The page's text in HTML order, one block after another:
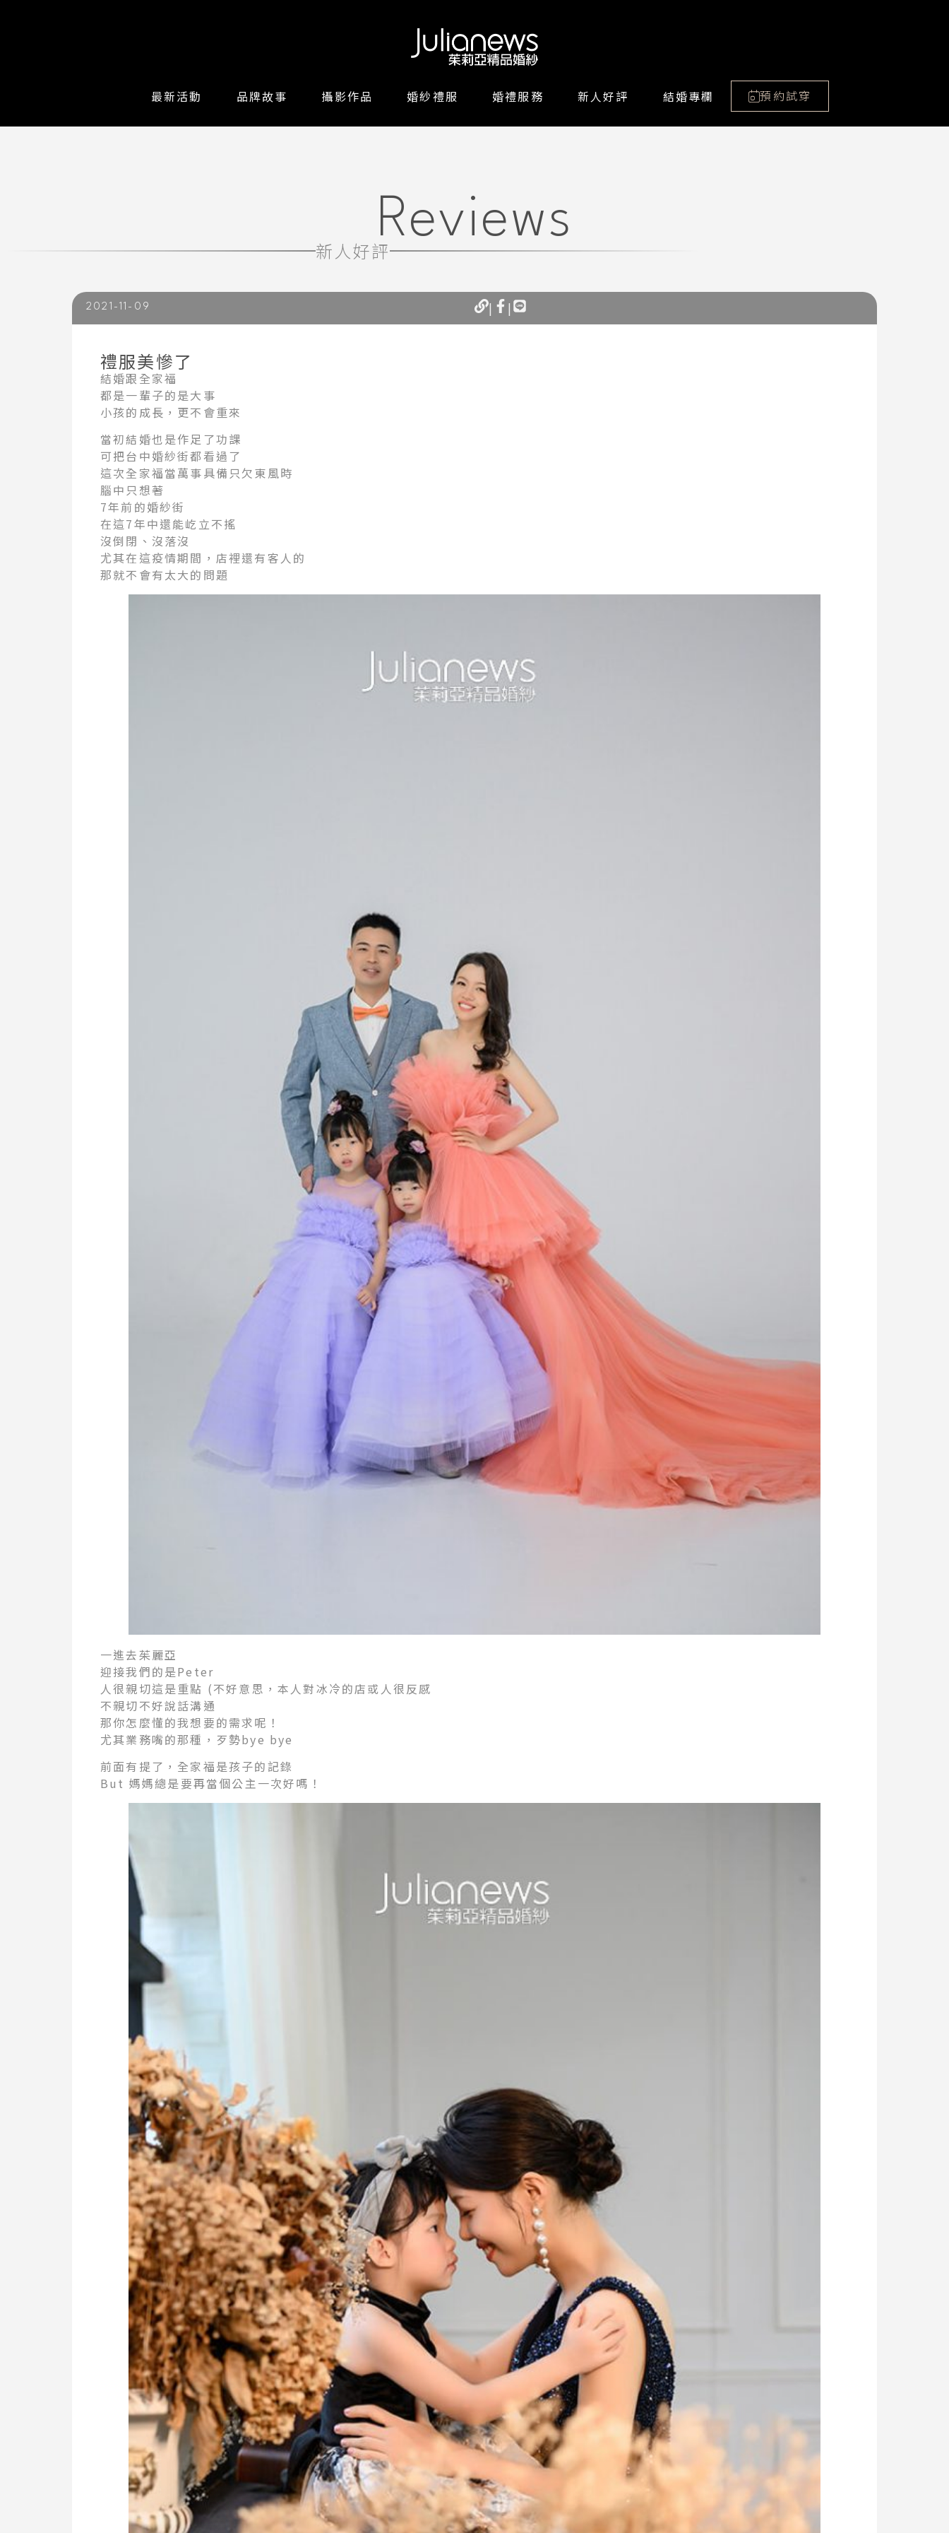
最新活動 品牌故事 攝影作品 婚紗禮服 婚禮服務 新人好評 結婚專欄 預約試穿
Reviews
新人好評
2021-11-09 | |
禮服美慘了
結婚跟全家福
都是一輩子的是大事
小孩的成長，更不會重來
當初結婚也是作足了功課
可把台中婚紗街都看過了
這次全家福當萬事具備只欠東風時
腦中只想著
7年前的婚紗街
在這7年中還能屹立不搖
沒倒閉、沒落沒
尤其在這疫情期間，店裡還有客人的
那就不會有太大的問題
一進去茱麗亞
迎接我們的是Peter
人很親切這是重點 (不好意思，本人對冰冷的店或人很反感
不親切不好說話溝通
那你怎麼懂的我想要的需求呢！
尤其業務嘴的那種，歹勢bye bye
前面有提了，全家福是孩子的記錄
But 媽媽總是要再當個公主一次好嗎！